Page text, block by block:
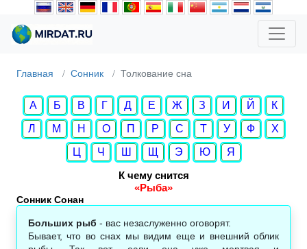
Главная Сонник Толкование сна
А Б В Г Д Е Ж З И Й
К
Л
М Н О П Р С Т У Ф
Х
Ц
Ч Ш Щ Э Ю
Я
К чему снится
«Рыба»
Сонник Сонан‎
Больших рыб - вас незаслуженно оговорят.
Бывает, что во снах мы видим еще и внешний облик